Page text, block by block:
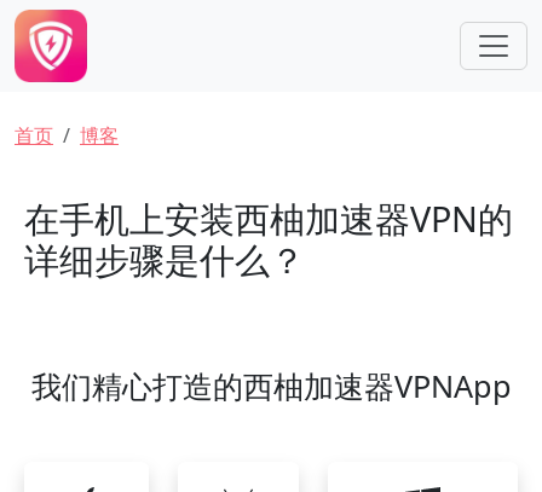
跳转到主要内容
面包屑
首页 博客
在手机上安装西柚加速器VPN的
详细步骤是什么？
我们精心打造的西柚加速器VPNApp